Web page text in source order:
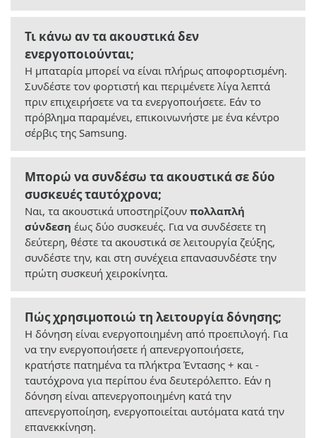
Τι κάνω αν τα ακουστικά δεν
ενεργοποιούνται;
Η μπαταρία μπορεί να είναι πλήρως αποφορτισμένη.
Συνδέστε τον φορτιστή και περιμένετε λίγα λεπτά
πριν επιχειρήσετε να τα ενεργοποιήσετε. Εάν το
πρόβλημα παραμένει, επικοινωνήστε με ένα κέντρο
σέρβις της Samsung.
Μπορώ να συνδέσω τα ακουστικά σε δύο
συσκευές ταυτόχρονα;
Ναι, τα ακουστικά υποστηρίζουν πολλαπλή
σύνδεση έως δύο συσκευές. Για να συνδέσετε τη
δεύτερη, θέστε τα ακουστικά σε λειτουργία ζεύξης,
συνδέστε την, και στη συνέχεια επανασυνδέστε την
πρώτη συσκευή χειροκίνητα.
Πώς χρησιμοποιώ τη λειτουργία δόνησης;
Η δόνηση είναι ενεργοποιημένη από προεπιλογή. Για
να την ενεργοποιήσετε ή απενεργοποιήσετε,
κρατήστε πατημένα τα πλήκτρα Έντασης + και -
ταυτόχρονα για περίπου ένα δευτερόλεπτο. Εάν η
δόνηση είναι απενεργοποιημένη κατά την
απενεργοποίηση, ενεργοποιείται αυτόματα κατά την
επανεκκίνηση.